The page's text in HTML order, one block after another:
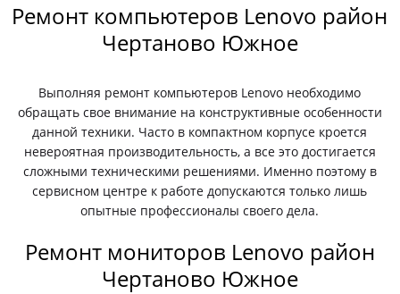
Ремонт компьютеров Lenovo район
Чертаново Южное
Выполняя ремонт компьютеров Lenovo необходимо
обращать свое внимание на конструктивные особенности
данной техники. Часто в компактном корпусе кроется
невероятная производительность, а все это достигается
сложными техническими решениями. Именно поэтому в
сервисном центре к работе допускаются только лишь
опытные профессионалы своего дела.
Ремонт мониторов Lenovo район
Чертаново Южное